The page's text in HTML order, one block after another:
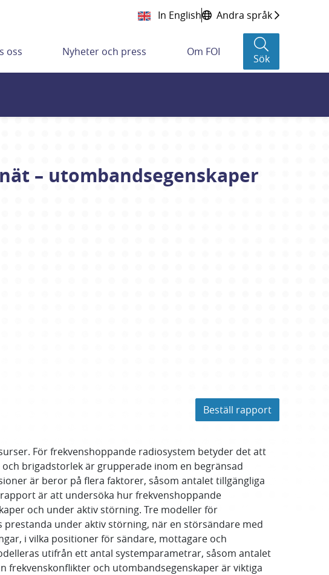
In English Andra språk
oss Nyheter och press Om FOI
Sök
– utombandsegenskaper
Beställ rapport
För frekvenshoppande radiosystem betyder det att
brigadstorlek är grupperade inom en begränsad
är beror på flera faktorer, såsom antalet tillgängliga
är att undersöka hur frekvenshoppande
och under aktiv störning. Tre modeller för
under aktiv störning, när en störsändare med
i vilka positioner för sändare, mottagare och
utifrån ett antal systemparametrar, såsom antalet
frekvenskonflikter och utombandsegenskaper är viktiga